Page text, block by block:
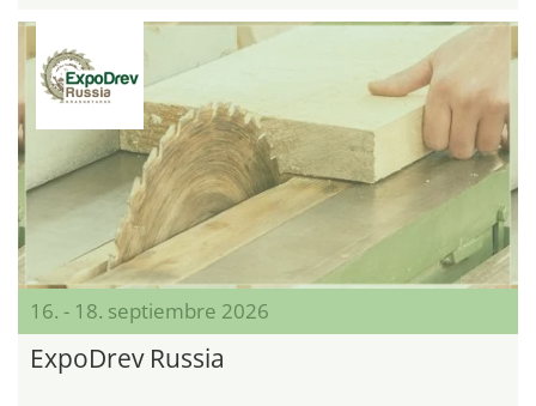
16. - 18. septiembre 2026
ExpoDrev Russia